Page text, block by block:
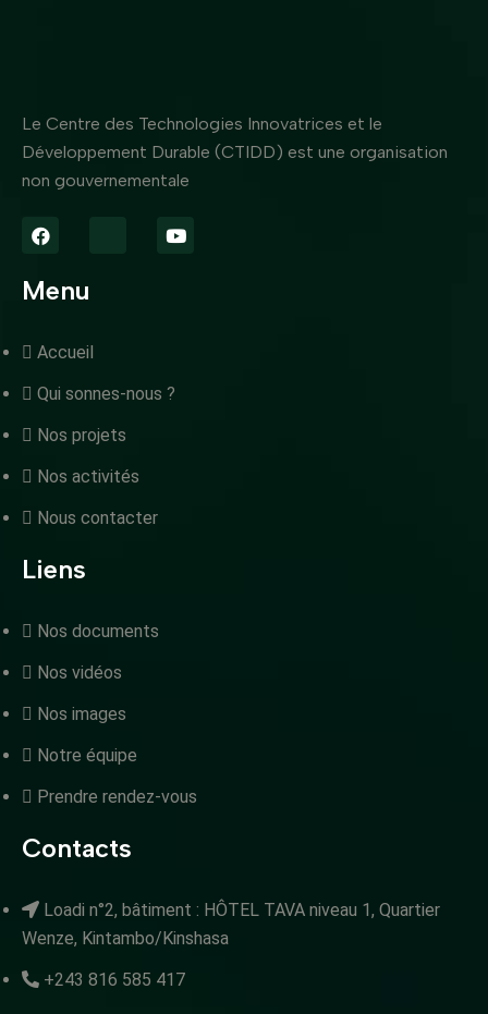
Le Centre des Technologies Innovatrices et le
Développement Durable (CTIDD) est une organisation
non gouvernementale
Menu
Accueil
Qui sonnes-nous ?
Nos projets
Nos activités
Nous contacter
Liens
Nos documents
Nos vidéos
Nos images
Notre équipe
Prendre rendez-vous
Contacts
Loadi n°2, bâtiment : HÔTEL TAVA niveau 1, Quartier
Wenze, Kintambo/Kinshasa
+243 816 585 417